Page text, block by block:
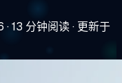
·13 分钟阅读· 更新于